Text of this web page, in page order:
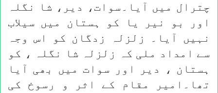
چترال میں آیا۔سوات، دیر، شا نگلہ
اور بو نیر یا کو ہستان میں سیلاب
نہیں آیا۔ زلزلہ زدگان کو اس وجہ
سے امداد ملی کہ زلزلہ شا نگلہ ، کو
ہستان ، دیر اور سوات میں بھی آیا
تھا۔امیر مقام کے اثر و رسوخ کی